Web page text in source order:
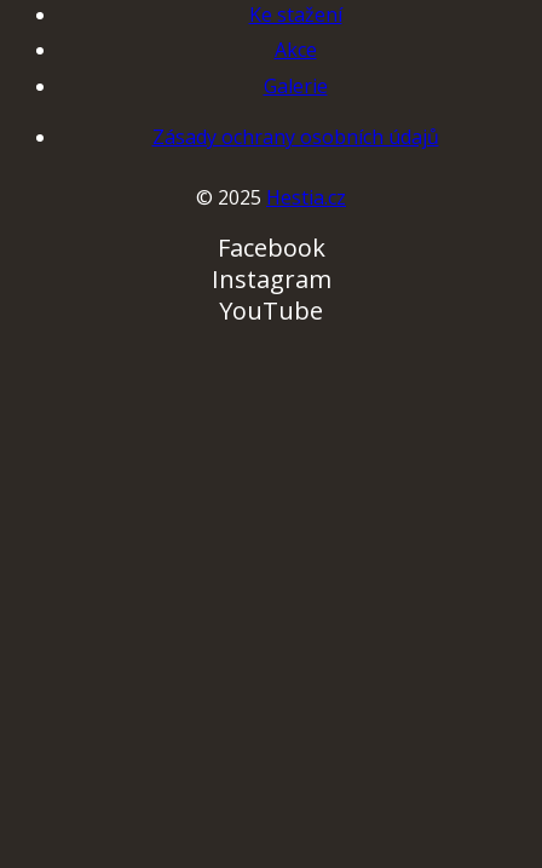
Ke stažení
Akce
Galerie
Zásady ochrany osobních údajů
© 2025 Hestia.cz
Facebook
Instagram
YouTube